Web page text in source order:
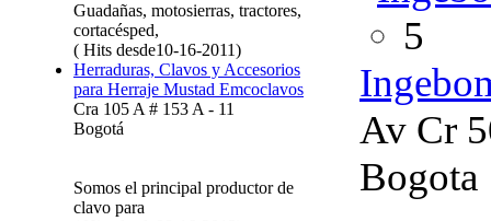
Guadañas, motosierras, tractores,
cortacésped,
( Hits desde10-16-2011)
Herraduras, Clavos y Accesorios
para Herraje Mustad Emcoclavos
Cra 105 A # 153 A - 11
Bogotá
Somos el principal productor de
clavo para
5
Av Cr
Bogota